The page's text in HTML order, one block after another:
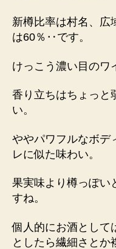
新樽比率は村名、広
は60％‥です。
けっこう濃い目のワ
香り立ちはちょっと
い。
ややパワフルなボデ
レに似た味わい。
果実味より樽っぽい
すね。
個人的にお酒として
としたら繊細さとか